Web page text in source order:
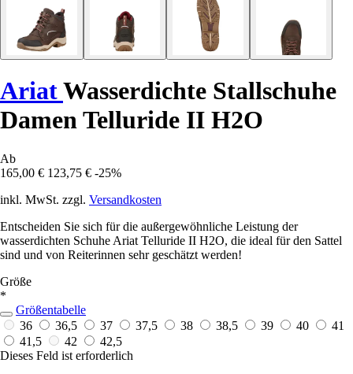
AriatWasserdichte Stallschuhe
Damen Telluride II H2O
Ab
165,00 € 123,75 € -25%
inkl. MwSt. zzgl. Versandkosten
Entscheiden Sie sich für die außergewöhnliche Leistung der
wasserdichten Schuhe Ariat Telluride II H2O, die ideal für den Sattel
sind und von Reiterinnen sehr geschätzt werden!
Größe
*
Größentabelle
36
36,5 37 37,5 38 38,5 39 40
41
41,5
42
42,5
Dieses Feld ist erforderlich